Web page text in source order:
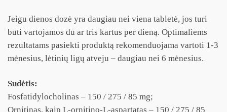
Jeigu dienos dozė yra daugiau nei viena tabletė, jos turi
būti vartojamos du ar tris kartus per dieną. Optimaliems
rezultatams pasiekti produktą rekomenduojama vartoti 1-3
mėnesius, lėtinių ligų atveju – daugiau nei 6 mėnesius.
Sudėtis:
Fosfatidylocholinas – 150 / 275 / 85 mg;
Ornitinas, kaip L-ornitino-L-aspartatas – 150 / 275 / 85